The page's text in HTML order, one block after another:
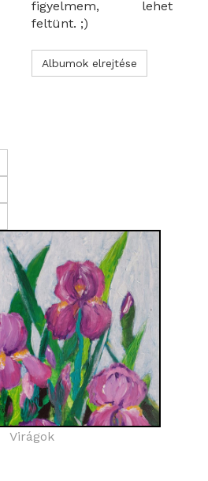
figyelmem, lehet
feltünt. ;)
Albumok elrejtése
Virágok